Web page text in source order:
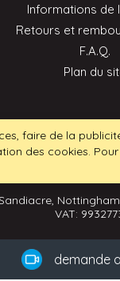
Informations de
Retours et
F.A.Q.
Plan du
VAT:
Development
demande
Pourquoi
demander à
produits en
faire de la
des cookies.